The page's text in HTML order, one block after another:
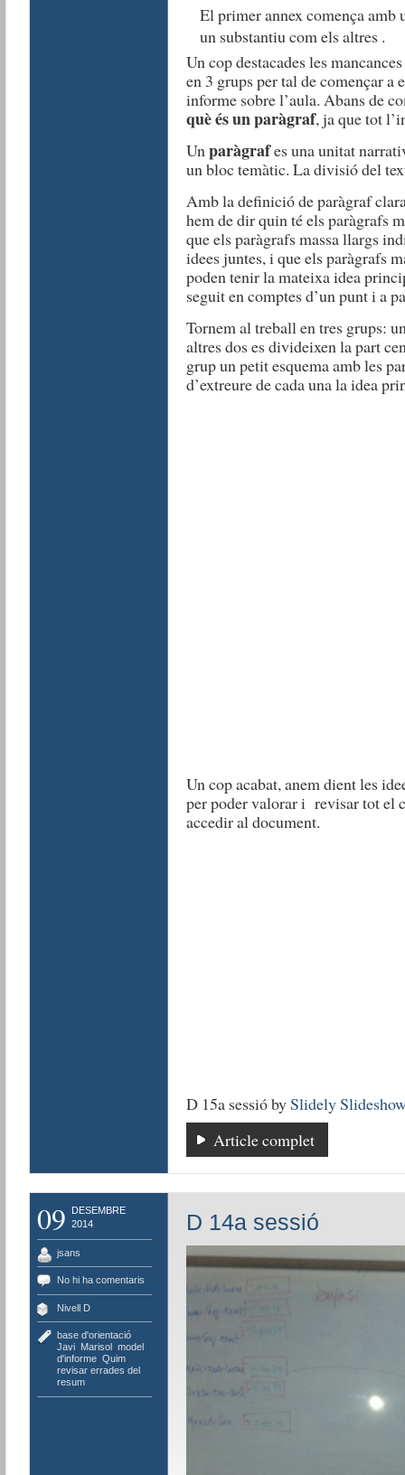
El primer annex comença amb
un substantiu com els altres .
Un cop destacades les
en 3 grups per tal de començar a
informe sobre l’aula. Abans de
què és un paràgraf, ja que tot
Unparàgrafes una unitat
un bloc temàtic. La divisió del
Amb la definició de paràgraf
hem de dir quin té els paràgrafs
que els paràgrafs massa llargs
idees juntes, i que els paràgrafs
poden tenir la mateixa idea
seguit en comptes d’un punt i a
Tornem al treball en tres grups:
altres dos es divideixen la part
grup un petit esquema amb les
d’extreure de cada una la idea
Un cop acabat, anem dient les
per poder valorar i revisar tot el
accedir al document.
D 15a sessió bySlidely
Article complet
09
DESEMBRE
2014
jsans
No hi ha comentaris
Nivell D
base d'orientació,
Javi, Marisol
model
d'informe, Quim,
revisar errades del
resum
D 14a sessió